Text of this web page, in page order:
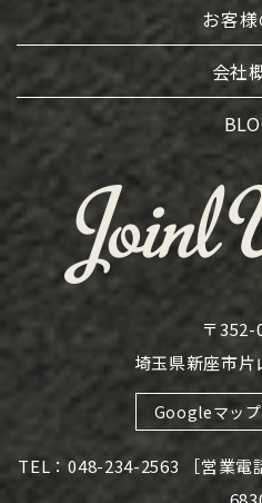
お客
会社
〒352-
埼玉県新座市
Googleマッ
TEL：048-234-2563 ［営業